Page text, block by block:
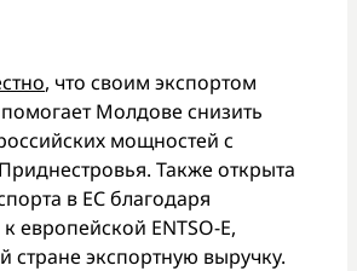
, что своим экспортом
Молдове снизить
мощностей с
Также открыта
в ЕС благодаря
европейской ENTSO-E,
экспортную выручку.